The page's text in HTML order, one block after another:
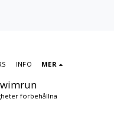
förbehållna
INFO MER